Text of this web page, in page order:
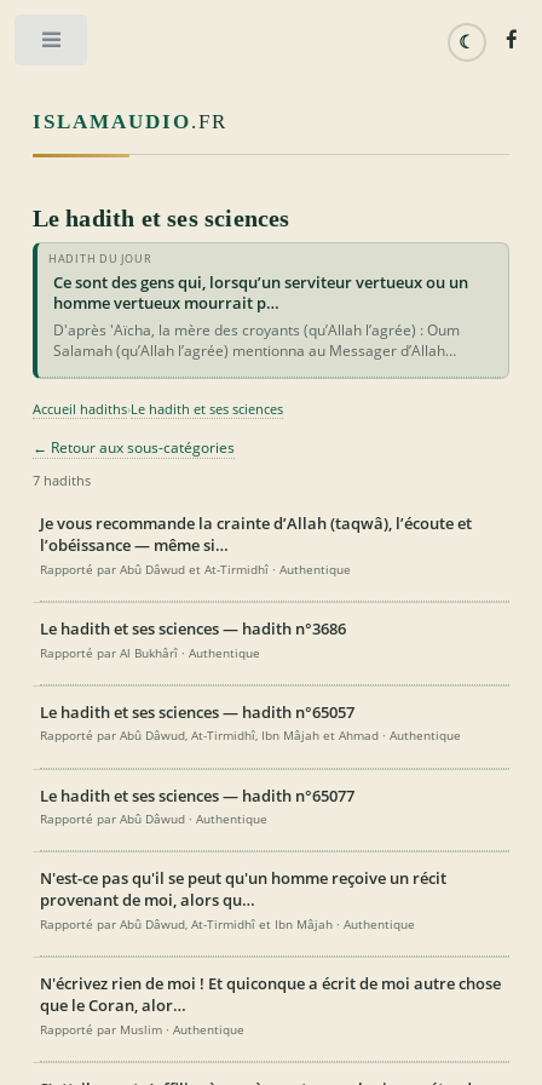
ISLAMAUDIO.FR
Le hadith et ses sciences
HADITH DU JOUR
Ce sont des gens qui, lorsqu’un serviteur vertueux ou un
homme vertueux mourrait p…
D'après 'Aïcha, la mère des croyants (qu’Allah l’agrée) : Oum
Salamah (qu’Allah l’agrée) mentionna au Messager d’Allah…
Accueil hadiths›Le hadith et ses sciences
← Retour aux sous-catégories
7 hadiths
Je vous recommande la crainte d’Allah (taqwâ), l’écoute et
l’obéissance — même si…
Rapporté par Abû Dâwud et At-Tirmidhî · Authentique
Le hadith et ses sciences — hadith n°3686
Rapporté par Al Bukhârî · Authentique
Le hadith et ses sciences — hadith n°65057
Rapporté par Abû Dâwud, At-Tirmidhî, Ibn Mâjah et Ahmad · Authentique
Le hadith et ses sciences — hadith n°65077
Rapporté par Abû Dâwud · Authentique
N'est-ce pas qu'il se peut qu'un homme reçoive un récit
provenant de moi, alors qu…
Rapporté par Abû Dâwud, At-Tirmidhî et Ibn Mâjah · Authentique
N'écrivez rien de moi ! Et quiconque a écrit de moi autre chose
que le Coran, alor…
Rapporté par Muslim · Authentique